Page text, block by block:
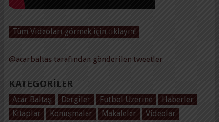
Tüm Videoları görmek için tıklayın!
@acarbaltas tarafından gönderilen tweetler
KATEGORILER
Acar Baltaş Dergiler Futbol Üzerine
Haberler
Kitaplar
Konuşmalar Makaleler
Videolar